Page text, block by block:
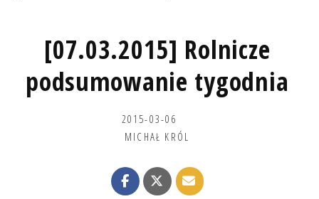
[07.03.2015] Rolnicze
podsumowanie tygodnia
2015-03-06
MICHAŁ KRÓL